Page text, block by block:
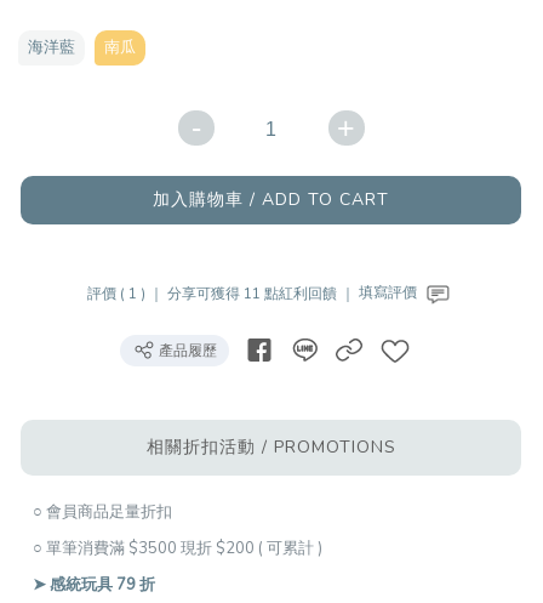
海洋藍 南瓜
- +
加入購物車 / ADD TO CART
評價 ( 1 ) ｜分享可獲得 11 點紅利回饋 ｜填寫評價
產品履歷
相關折扣活動 / PROMOTIONS
○ 會員商品足量折扣
○ 單筆消費滿 $3500 現折 $200 ( 可累計 )
➤ 感統玩具 79 折